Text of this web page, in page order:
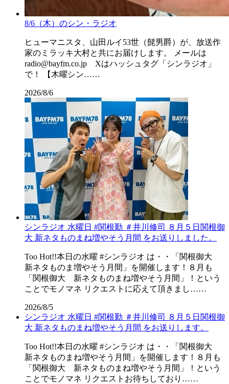
8/6（木）のシン・ラジオ
ヒューマニスタ、山田ルイ53世（髭男爵）が、放送作
家のミラッキ大村と共にお届けします。 メールは
radio@bayfm.co.jp Xはハッシュタグ「シンラジオ」
で！ 【木曜シン……
2026/8/6
シンラジオ 水曜日 #関根勤 ＃井川修司 ８月５日関根御
大 新ネタものまね増やそう月間 をお送りしました。
Too Hot!!本日の水曜 #シンラジオ は・・「関根御大
新ネタものま増やそう月間」を開催します！８月も
「関根御大 新ネタものまね増やそう月間」！という
ことでモノマネ リクエストに応えて頂きまし……
2026/8/5
シンラジオ 水曜日 #関根勤 ＃井川修司 ８月５日関根御
大 新ネタものまね増やそう月間 をお送りします。
Too Hot!!本日の水曜 #シンラジオ は・・「関根御大
新ネタものまね増やそう月間」を開催します！８月も
「関根御大 新ネタものまね増やそう月間」！という
ことでモノマネ リクエストお待ちしており……